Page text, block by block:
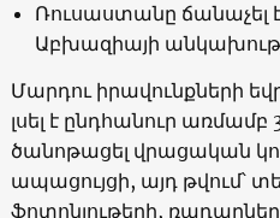
Ռուսաստանը ճանաչել
Աբխազիայի
Մարդու իրավունքների
լսել է ընդհանուր առմամբ
ծանոթացել վրացական
ապացույցի, այդ թվում՝
ֆոտոնյութերի,